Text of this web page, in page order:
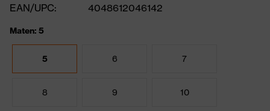
EAN/UPC:
4048612046142
Maten: 5
5 6 7
8 9 10